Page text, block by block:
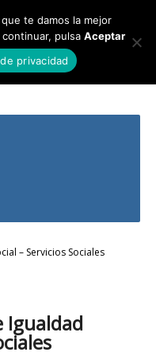
– Servicios Sociales
Igualdad
te damos la mejor
pulsa Aceptar
privacidad